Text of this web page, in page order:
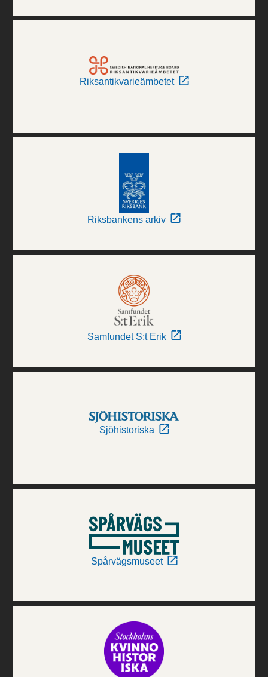
Riksantikvarieämbetet
Riksbankens arkiv
Samfundet S:t Erik
Sjöhistoriska
Spårvägsmuseet